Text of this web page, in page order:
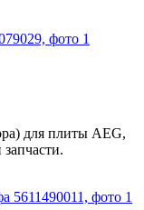
для плиты AEG,